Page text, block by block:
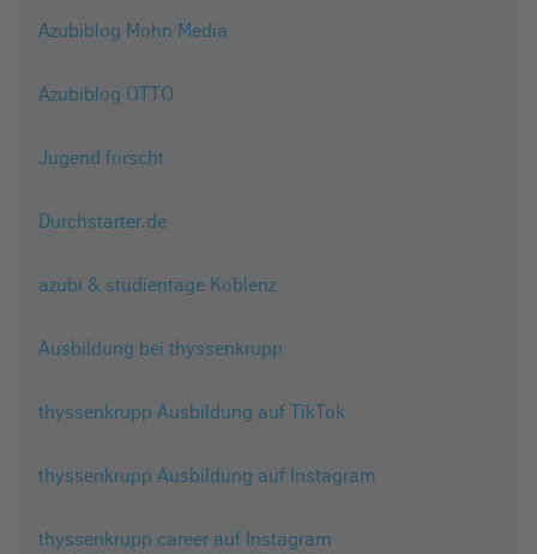
Azubiblog Mohn Media
Azubiblog OTTO
Jugend forscht
Durchstarter.de
azubi & studientage Koblenz
Ausbildung bei thyssenkrupp
thyssenkrupp Ausbildung auf TikTok
thyssenkrupp Ausbildung auf Instagram
thyssenkrupp career auf Instagram